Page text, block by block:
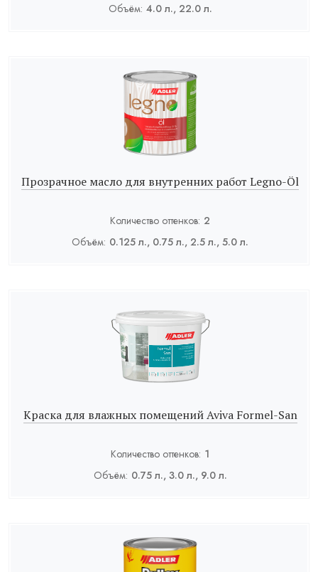
Объём: 4.0 л., 22.0 л.
Прозрачное масло для внутренних работ Legno-Öl
Количество оттенков: 2
Объём: 0.125 л., 0.75 л., 2.5 л., 5.0 л.
Краска для влажных помещений Aviva Formel-San
Количество оттенков: 1
Объём: 0.75 л., 3.0 л., 9.0 л.